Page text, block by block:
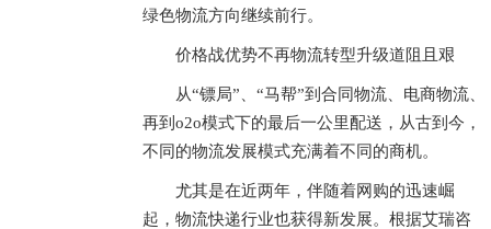
绿色物流方向继续前行。
价格战优势不再物流转型升级道阻且艰
从“镖局”、“马帮”到合同物流、电商物流、
再到o2o模式下的最后一公里配送，从古到今，
不同的物流发展模式充满着不同的商机。
尤其是在近两年，伴随着网购的迅速崛
起，物流快递行业也获得新发展。根据艾瑞咨